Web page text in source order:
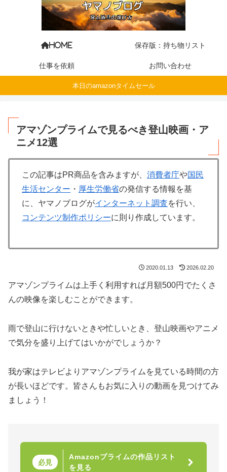
HOME 保存版：持ち物リスト
仕事を依頼 お問い合わせ
本日のamazonタイムセール
アマゾンプライムで見るべき登山映画・ア
ニメ12選
この記事はPR商品を含みますが、 消費者庁や国民
生活センター ・ 厚生労働省の発信する情報を基
に、ヤマノブログがインターネット調査を行い、
コンテンツ制作ポリシーに則り作成しています。
2020.01.13 2026.02.20
アマゾンプライムは上手く利用すれば月額500円でたくさ
んの映像を楽しむことができます。
雨で登山に行けないときや忙しいとき、登山映画やアニメ
で気分を盛り上げてはいかがでしょうか？
我が家はテレビよりアマゾンプライムを見ている時間の方
が長いほどです。皆さんもお気に入りの動画を見つけてみ
ましょう！
必見
Amazonプライムの作品リスト
を見る